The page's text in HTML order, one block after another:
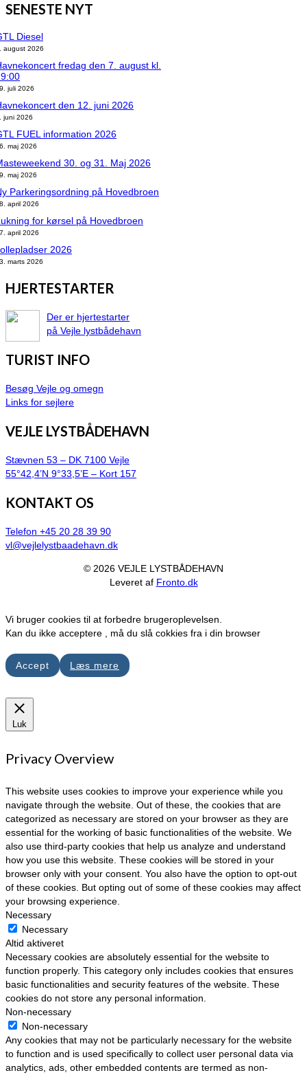
SENESTE NYT
Diesel
august 2026
fredag den 7. august kl.
juli 2026
den 12. juni 2026
juni 2026
FUEL information 2026
maj 2026
30. og 31. Maj 2026
maj 2026
Parkeringsordning på Hovedbroen
april 2026
for kørsel på Hovedbroen
april 2026
2026
marts 2026
HJERTESTARTER
Der er hjertestarter
på Vejle lystbådehavn
TURIST INFO
Besøg Vejle og omegn
Links for sejlere
VEJLE LYSTBÅDEHAVN
Stævnen 53 – DK 7100 Vejle
55°42,4’N 9°33,5’E – Kort 157
KONTAKT OS
Telefon +45 20 28 39 90
vl@vejlelystbaadehavn.dk
© 2026 VEJLE LYSTBÅDEHAVN
Leveret af Fronto.dk
Vi bruger cookies til at forbedre brugeroplevelsen.
Kan du ikke acceptere , må du slå cokkies fra i din browser
Accept Læs mere
Luk
Privacy Overview
This website uses cookies to improve your experience while you
navigate through the website. Out of these, the cookies that are
categorized as necessary are stored on your browser as they are
essential for the working of basic functionalities of the website. We
also use third-party cookies that help us analyze and understand
how you use this website. These cookies will be stored in your
browser only with your consent. You also have the option to opt-out
of these cookies. But opting out of some of these cookies may affect
your browsing experience.
Necessary
Necessary
Altid aktiveret
Necessary cookies are absolutely essential for the website to
function properly. This category only includes cookies that ensures
basic functionalities and security features of the website. These
cookies do not store any personal information.
Non-necessary
Non-necessary
Any cookies that may not be particularly necessary for the website
to function and is used specifically to collect user personal data via
analytics, ads, other embedded contents are termed as non-